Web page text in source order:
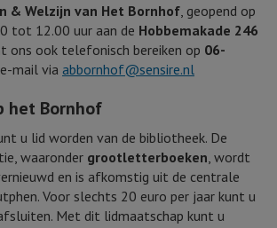
& Welzijn van Het Bornhof , geopend op
tot 12.00 uur aan de Hobbemakade 246
ons ook telefonisch bereiken op 06-
mail via abbornhof@sensire.nl
het Bornhof
u lid worden van de bibliotheek. De
waaronder grootletterboeken, wordt
en is afkomstig uit de centrale
Voor slechts 20 euro per jaar kunt u
Met dit lidmaatschap kunt u